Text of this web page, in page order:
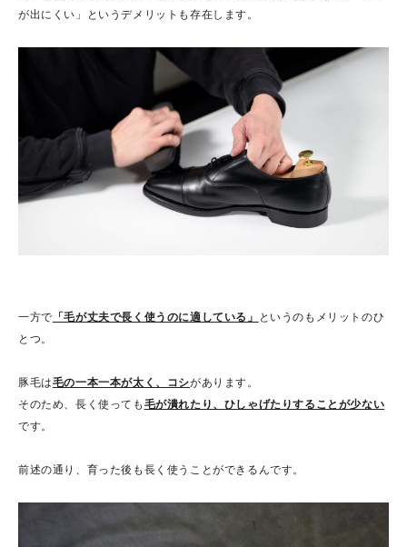
が出にくい」というデメリットも存在します。
一方で 「毛が丈夫で長く使うのに適している」
というのもメリットのひ
とつ。
豚毛は毛の一本一本が太く、コシがあります。
そのため、長く使っても 毛が潰れたり、ひしゃげたりすることが少ない
です。
前述の通り、育った後も長く使うことができるんです。